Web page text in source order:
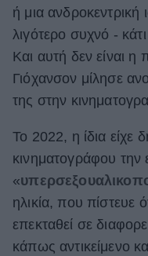
ή μια ανδροκεντρική
λιγότερο συχνό -
Και αυτή δεν είναι
Γιόχανσον μίλησε
της στην
Το 2022, η ίδια είχε
κινηματογράφου την
«
ηλικία, που πίστευε
επεκταθεί σε
κάπως αντικείμενο